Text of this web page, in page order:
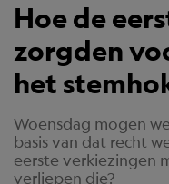
Hoe de
zorgden
het
Woensdag mogen
basis van dat recht
eerste verkiezingen
verliepen die?